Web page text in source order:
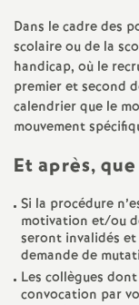
Dans le cadre des
scolaire ou de la
handicap, où le
premier et second
calendrier que le
mouvement
Et après,
Si la procédure
motivation et/ou
seront invalidés
demande de
Les collègues
convocation par